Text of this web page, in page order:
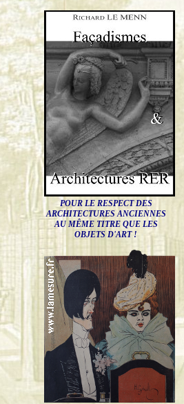
POUR LE RESPECT DES
ARCHITECTURES ANCIENNES
AU MÊME TITRE QUE LES
OBJETS D'ART !